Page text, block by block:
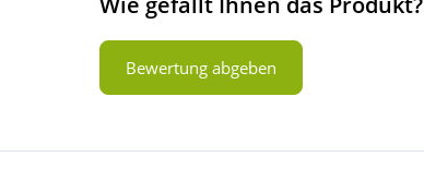
Bewertung abgeben